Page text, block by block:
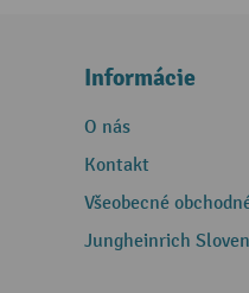
Informácie
O nás
Kontakt
Všeobecné
Jungheinrich